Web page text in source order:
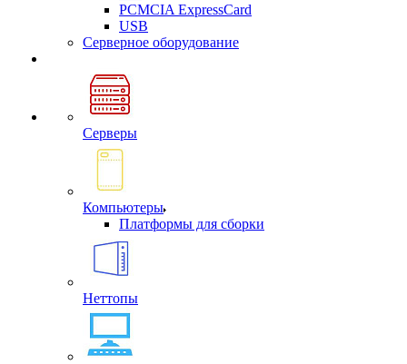
PCMCIA ExpressCard
USB
Cерверное оборудование
Серверы
Компьютеры
Платформы для сборки
Неттопы